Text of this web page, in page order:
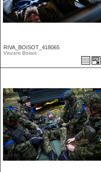
RIVA_BOISOT_418065
Vincent Boisot